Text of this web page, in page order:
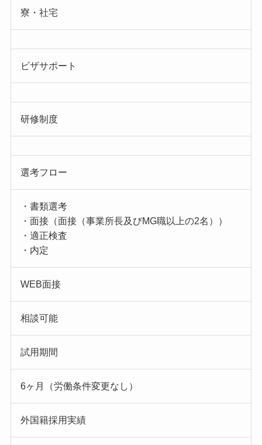
寮・社宅
ビザサポート
研修制度
選考フロー
・書類選考
・面接（面接（事業所長及びMG職以上の2名））
・適正検査
・内定
WEB面接
相談可能
試用期間
6ヶ月（労働条件変更なし）
外国籍採用実績